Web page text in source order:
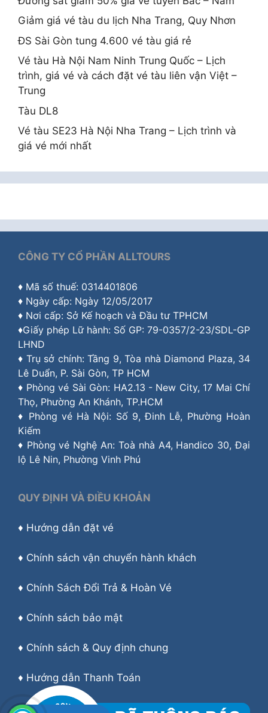
Giảm giá vé tàu du lịch Nha Trang, Quy Nhơn
ĐS Sài Gòn tung 4.600 vé tàu giá rẻ
Vé tàu Hà Nội Nam Ninh Trung Quốc – Lịch
trình, giá vé và cách đặt vé tàu liên vận Việt –
Trung
Tàu DL8
Vé tàu SE23 Hà Nội Nha Trang – Lịch trình và
giá vé mới nhất
CÔNG TY CỔ PHẦN ALLTOURS
♦ Mã số thuế: 0314401806
♦ Ngày cấp: Ngày 12/05/2017
♦ Nơi cấp: Sở Kế hoạch và Đầu tư TPHCM
♦Giấy phép Lữ hành: Số GP: 79-0357/2-23/SDL-GP
LHND
♦ Trụ sở chính: Tầng 9, Tòa nhà Diamond Plaza, 34
Lê Duẩn, P. Sài Gòn, TP HCM
♦ Phòng vé Sài Gòn: HA2.13 - New City, 17 Mai Chí
Thọ, Phường An Khánh, TP.HCM
♦ Phòng vé Hà Nội: Số 9, Đinh Lễ, Phường Hoàn
Kiếm
♦ Phòng vé Nghệ An: Toà nhà A4, Handico 30, Đại
lộ Lê Nin, Phường Vinh Phú
QUY ĐỊNH VÀ ĐIỀU KHOẢN
♦ Hướng dẫn đặt vé
♦ Chính sách vận chuyển hành khách
♦ Chính Sách Đổi Trả & Hoàn Vé
♦ Chính sách bảo mật
♦ Chính sách & Quy định chung
♦ Hướng dẫn Thanh Toán